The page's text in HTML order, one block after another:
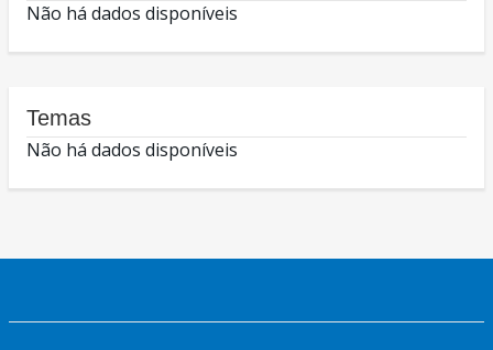
Não há dados disponíveis
Temas
Não há dados disponíveis